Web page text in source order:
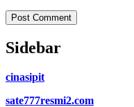
Sidebar
cinasipit
sate777resmi2.com